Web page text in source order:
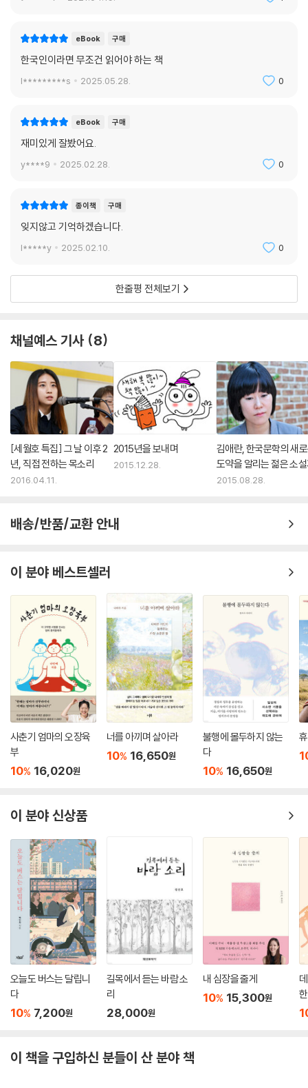
eBook 구매
한국인이라면 무조건 읽어야 하는 책
l*********s 2025.05.28. 0
eBook 구매
재미있게 잘봤어요.
y****9 2025.02.28. 0
종이책 구매
잊지않고 기억하겠습니다.
l*****y 2025.02.10. 0
한줄평 전체보기
채널예스 기사 8
[세월호 특집] 그 날 이후 2
년, 직접 전하는 목소리
2016.04.11.
2015년을 보내며
2015.12.28.
김애란, 한국문학의 새
도약을 알리는 젊은 소
2015.08.28.
배송/반품/교환 안내
이 분야 베스트셀러
사춘기 엄마의 오장육
부
10% 16,020원
너를 아끼며 살아라
10% 16,650원
불행에 몰두하지 않는
다
10% 16,650원
이 분야 신상품
오늘도 버스는 달립니
다
10% 7,200원
길목에서 듣는 바람 소
리
28,000원
내 심장을 줄게
10% 15,300원
이 책을 구입하신 분들이 산 분야 책